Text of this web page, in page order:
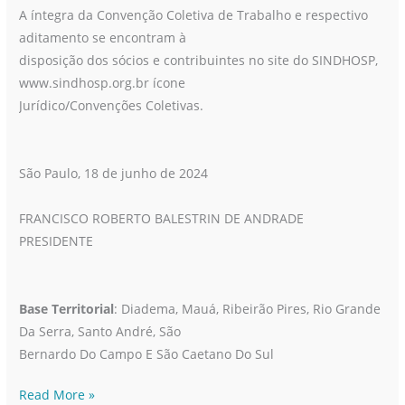
A íntegra da Convenção Coletiva de Trabalho e respectivo
aditamento se encontram à
disposição dos sócios e contribuintes no site do SINDHOSP,
www.sindhosp.org.br ícone
Jurídico/Convenções Coletivas.
São Paulo, 18 de junho de 2024
FRANCISCO ROBERTO BALESTRIN DE ANDRADE
PRESIDENTE
Base Territorial: Diadema, Mauá, Ribeirão Pires, Rio Grande
Da Serra, Santo André, São
Bernardo Do Campo E São Caetano Do Sul
Read More »